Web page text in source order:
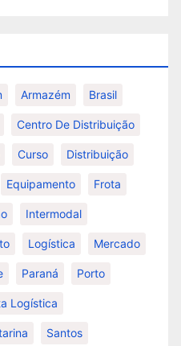
Armazém Brasil
Centro De Distribuição
Curso Distribuição
Equipamento Frota
Intermodal
Logística Mercado
Paraná Porto
Logística
Santos